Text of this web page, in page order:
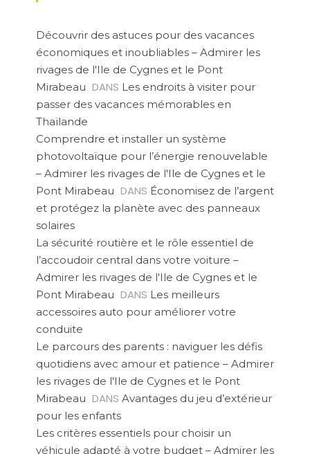
Découvrir des astuces pour des vacances
économiques et inoubliables – Admirer les
rivages de l'Ile de Cygnes et le Pont
Mirabeau DANS Les endroits à visiter pour
passer des vacances mémorables en
Thaïlande
Comprendre et installer un système
photovoltaïque pour l’énergie renouvelable
– Admirer les rivages de l'Ile de Cygnes et le
Pont Mirabeau DANS Économisez de l’argent
et protégez la planète avec des panneaux
solaires
La sécurité routière et le rôle essentiel de
l’accoudoir central dans votre voiture –
Admirer les rivages de l'Ile de Cygnes et le
Pont Mirabeau DANS Les meilleurs
accessoires auto pour améliorer votre
conduite
Le parcours des parents : naviguer les défis
quotidiens avec amour et patience – Admirer
les rivages de l'Ile de Cygnes et le Pont
Mirabeau DANS Avantages du jeu d’extérieur
pour les enfants
Les critères essentiels pour choisir un
véhicule adapté à votre budget – Admirer les